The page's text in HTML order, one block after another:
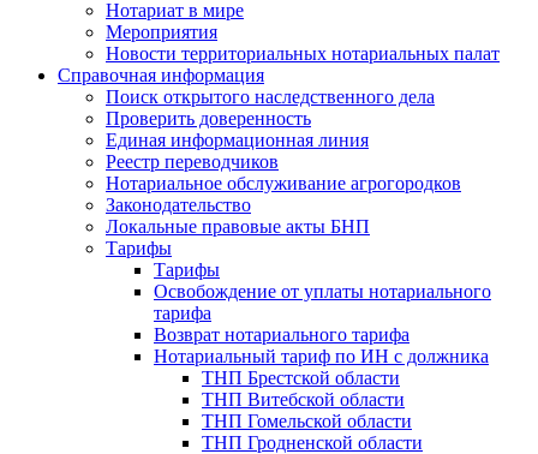
Нотариат в мире
Мероприятия
Новости территориальных нотариальных палат
Справочная информация
Поиск открытого наследственного дела
Проверить доверенность
Единая информационная линия
Реестр переводчиков
Нотариальное обслуживание агрогородков
Законодательство
Локальные правовые акты БНП
Тарифы
Тарифы
Освобождение от уплаты нотариального
тарифа
Возврат нотариального тарифа
Нотариальный тариф по ИН с должника
ТНП Брестской области
ТНП Витебской области
ТНП Гомельской области
ТНП Гродненской области